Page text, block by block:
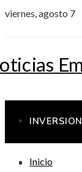
viernes, agosto 7
Inicio